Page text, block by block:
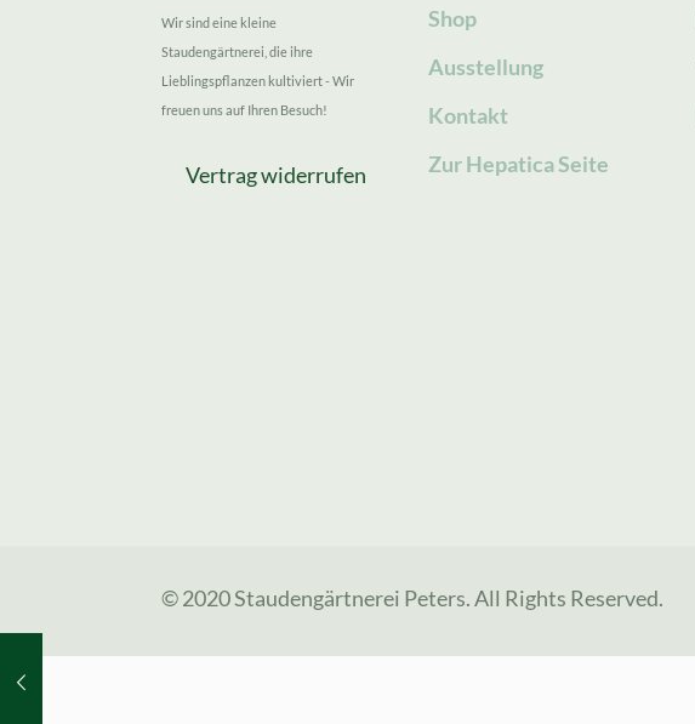
Wir sind eine kleine
Staudengärtnerei, die ihre
Lieblingspflanzen kultiviert - Wir
freuen uns auf Ihren Besuch!
Vertrag widerrufen
Shop
Ausstellung
Kontakt
Zur Hepatica Seite
© 2020 Staudengärtnerei Peters. All Rights Reserved.